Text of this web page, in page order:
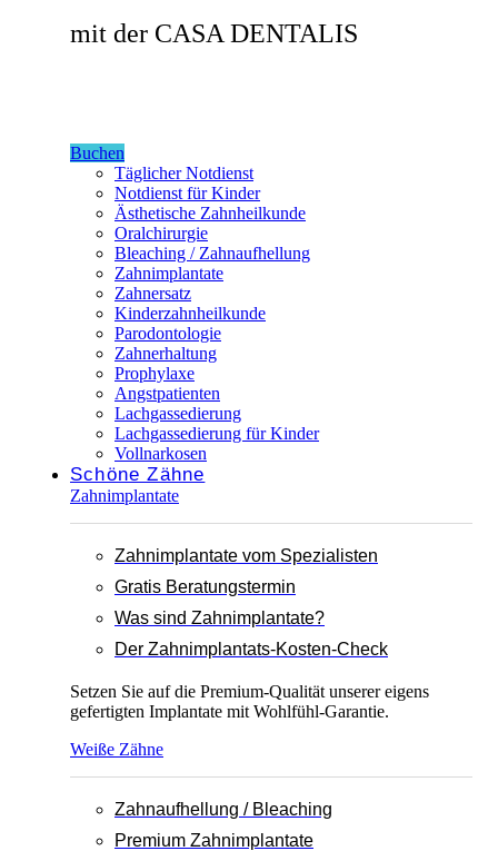
mit der CASA DENTALIS
Buchen
Täglicher Notdienst
Notdienst für Kinder
Ästhetische Zahnheilkunde
Oralchirurgie
Bleaching / Zahnaufhellung
Zahnimplantate
Zahnersatz
Kinderzahnheilkunde
Parodontologie
Zahnerhaltung
Prophylaxe
Angstpatienten
Lachgassedierung
Lachgassedierung für Kinder
Vollnarkosen
Schöne Zähne
Zahnimplantate
Zahnimplantate vom Spezialisten
Gratis Beratungstermin
Was sind Zahnimplantate?
Der Zahnimplantats-Kosten-Check
Setzen Sie auf die Premium-Qualität unserer eigens
gefertigten Implantate mit Wohlfühl-Garantie.
Weiße Zähne
Zahnaufhellung / Bleaching
Premium Zahnimplantate